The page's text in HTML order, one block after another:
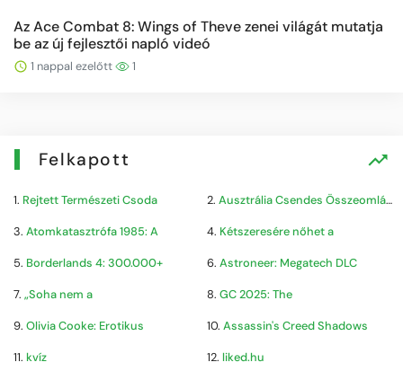
Az Ace Combat 8: Wings of Theve zenei világát mutatja
be az új fejlesztői napló videó
1 nappal ezelőtt 1
Felkapott
1. Rejtett Természeti Csoda 2. Ausztrália Csendes Összeomlása
3. Atomkatasztrófa 1985: A 4. Kétszeresére nőhet a
5. Borderlands 4: 300.000+ 6. Astroneer: Megatech DLC
7. „Soha nem a 8. GC 2025: The
9. Olivia Cooke: Erotikus 10. Assassin's Creed Shadows
11. kvíz 12. liked.hu